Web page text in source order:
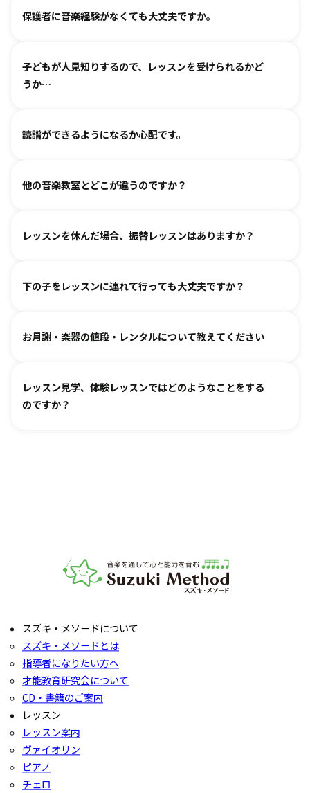
ヴァイオリン、ピアノ、フルート、チェロは2、3歳から始め
（楽器のレッスンを始める前の0〜3歳児コースは全国に約15
箇所ございます。）
保護者に音楽経験がなくても大丈夫ですか。
基本は個人レッスンで、一人一人に合わせて指導しておりま
す。楽器に触れるのが初めてのお子様・ご家庭でも基礎から
グループレッスンやイベントなど、楽しくご参加いただける
る、というお声も多くいただいております。
子どもが人見知りするので、レッスンを受けられるかど
うか…
各指導者がお子様の個性に合わせて、安心して音楽を楽しん
ご覧いただき、徐々に慣れていただくのがおすすめです。お
読譜ができるようになるか心配です。
各指導者がお子様の様子を見ながら工夫をして指導していま
どを通して楽しみながら自然に読譜に慣れていきます。
他の音楽教室とどこが違うのですか？
言葉を身につけるのと同じように、まずはたくさん聴いて、
ァルトなどの名曲を弾けるようになります。指導者は 養成課
レッスンを休んだ場合、振替レッスンはありますか？
教室ごとに時間割を組んでおりますので、各教室までご相談
オンラインレッスン対応が可能な教室もございます。
下の子をレッスンに連れて行っても大丈夫ですか？
どうぞお連れください。まずはレッスン見学にお越しいただ
お月謝・楽器の値段・レンタルについて教えてください
お月謝は教室により異なります。教室情報ページ をご参照く
ださい。
レッスン見学、体験レッスンではどのようなことをする
のですか？
音楽教室スズキ・メソード | 公益社団法人才能教育研究
スズキ・メソードについて
スズキ・メソードとは
指導者になりたい方へ
才能教育研究会について
CD・書籍のご案内
レッスン
レッスン案内
ヴァイオリン
ピアノ
チェロ